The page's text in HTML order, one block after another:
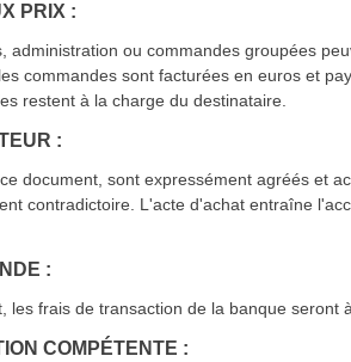
PRIX :
ou commandes groupées
commandes sont facturées en euros et
restent à la charge du destinataire.
:
document, sont expressément agréés et
contradictoire. L'acte d'achat entraîne
:
frais de transaction de la banque seront
COMPÉTENTE :